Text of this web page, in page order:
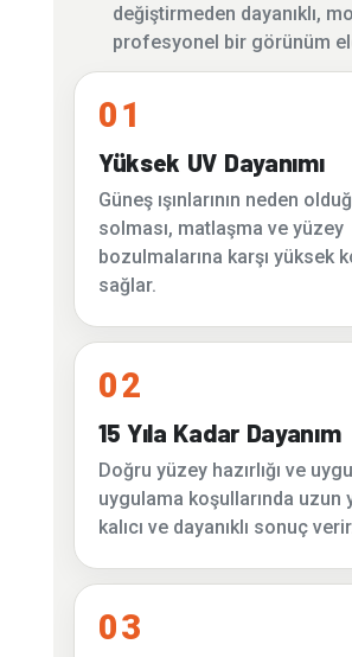
değiştirmeden dayanıklı,
profesyonel bir görünüm
01
Yüksek UV Dayanımı
Güneş ışınlarının neden
solması, matlaşma ve yüzey
bozulmalarına karşı yüksek
sağlar.
02
15 Yıla Kadar Dayanım
Doğru yüzey hazırlığı ve
uygulama koşullarında uzun
kalıcı ve dayanıklı sonuç
03